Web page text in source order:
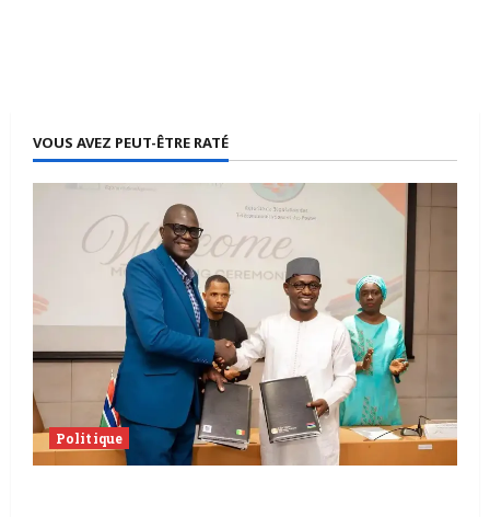
VOUS AVEZ PEUT-ÊTRE RATÉ
Politique